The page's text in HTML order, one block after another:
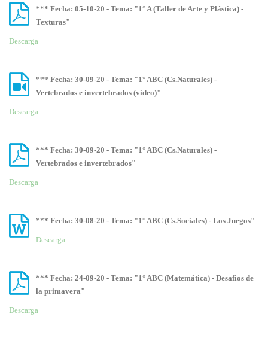
*** Fecha: 05-10-20 - Tema: "1° A (Taller de Arte y Plástica) -
Texturas"
Descarga
*** Fecha: 30-09-20 - Tema: "1° ABC (Cs.Naturales) -
Vertebrados e invertebrados (video)"
Descarga
*** Fecha: 30-09-20 - Tema: "1° ABC (Cs.Naturales) -
Vertebrados e invertebrados"
Descarga
*** Fecha: 30-08-20 - Tema: "1° ABC (Cs.Sociales) - Los Juegos"
Descarga
*** Fecha: 24-09-20 - Tema: "1° ABC (Matemática) - Desafios de
la primavera"
Descarga